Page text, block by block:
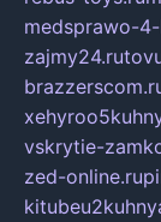
medsprawo-
zajmy24.ru
vskrytie-
zed-online.ru